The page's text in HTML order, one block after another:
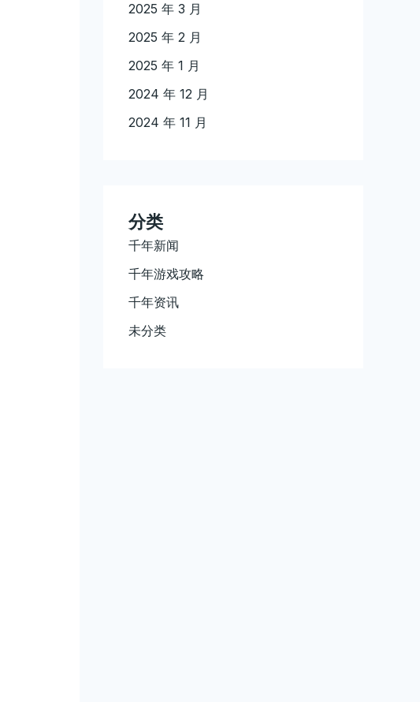
2025 年 3 月
2025 年 2 月
2025 年 1 月
2024 年 12 月
2024 年 11 月
分类
千年新闻
千年游戏攻略
千年资讯
未分类